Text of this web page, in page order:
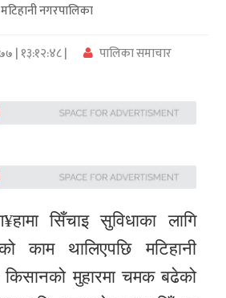
मटिहानी नगरपालिका
| १३:१२:४८ | पालिका समाचार
सिँचाइ सुविधाका लागि
काम थालिएपछि मटिहानी
किसानको मुहारमा चमक बढेको